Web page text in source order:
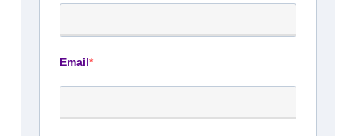
Email